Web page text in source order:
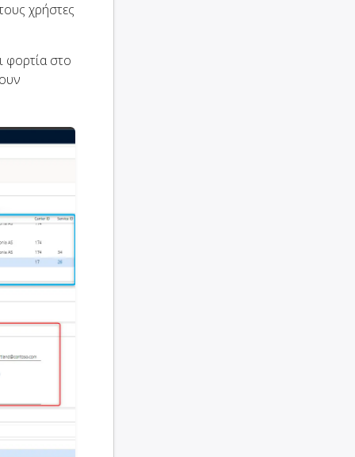
χρήστες
φορτία στο